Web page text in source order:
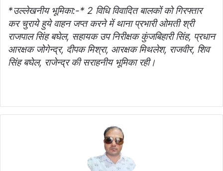
*उल्लेखनीय भूमिका:-* 2 विधि विवादित बालकों को गिरफ्तार
कर चुराये हुये वाहन जप्त करने में थाना प्रभारी ओमती श्री
राजपाल सिंह बघेल, सहायक उप निरीक्षक कुंजबिहारी सिंह, प्रधान
आरक्षक जोगेन्द्र, दीपक मिश्रा, आरक्षक मिथलेश, राजवीर, शिव
सिंह बघेल, राजेन्द्र की सराहनीय भूमिका रही।